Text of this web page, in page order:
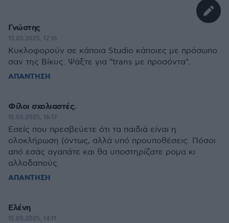
Γνώστης
15.05.2025, 17:16
Κυκλοφορούν σε κάποια Studio κάποιες με πρόσωπο
σαν της Βίκυς. Ψάξτε για "trans με προσόντα".
ΑΠΑΝΤΗΣΗ
Φίλοι σχολιαστές.
15.05.2025, 16:17
Εσείς που πρεσβεύετε ότι τα παιδιά είναι η
ολοκλήρωση (όντως, αλλά υπό προυποθέσεις. Πόσοι
από εσάς αγαπάτε και θα υποστηρίζατε ρομα κι
αλλοδαπούς.
ΑΠΑΝΤΗΣΗ
Ελένη
15.05.2025, 14:11